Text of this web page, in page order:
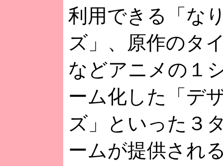
利用できる「な
ズ」、原作のタ
などアニメの１
ーム化した「デ
ズ」といった３
ームが提供され